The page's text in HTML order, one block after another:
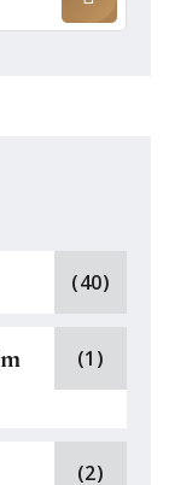
(40)
(1)
(2)